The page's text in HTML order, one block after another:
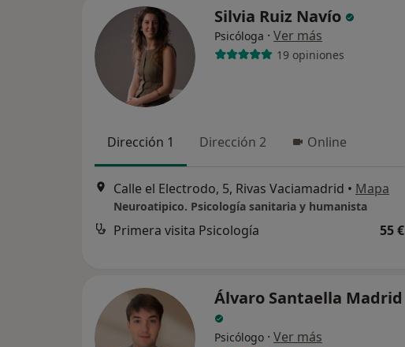
Silvia Ruiz Navío
Psicóloga · Ver más
19 opiniones
Dirección 1 Dirección 2 Online
Calle el Electrodo, 5, Rivas Vaciamadrid • Mapa
Neuroatipico. Psicología sanitaria y humanista
Primera visita Psicología 55 €
Álvaro Santaella Madrid
Psicólogo · Ver más